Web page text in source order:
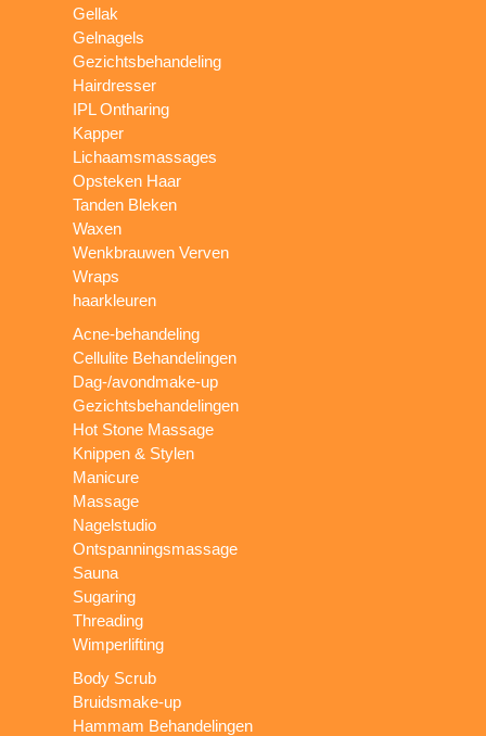
Gellak
Gelnagels
Gezichtsbehandeling
Hairdresser
IPL Ontharing
Kapper
Lichaamsmassages
Opsteken Haar
Tanden Bleken
Waxen
Wenkbrauwen Verven
Wraps
haarkleuren
Acne-behandeling
Cellulite Behandelingen
Dag-/avondmake-up
Gezichtsbehandelingen
Hot Stone Massage
Knippen & Stylen
Manicure
Massage
Nagelstudio
Ontspanningsmassage
Sauna
Sugaring
Threading
Wimperlifting
Body Scrub
Bruidsmake-up
Hammam Behandelingen